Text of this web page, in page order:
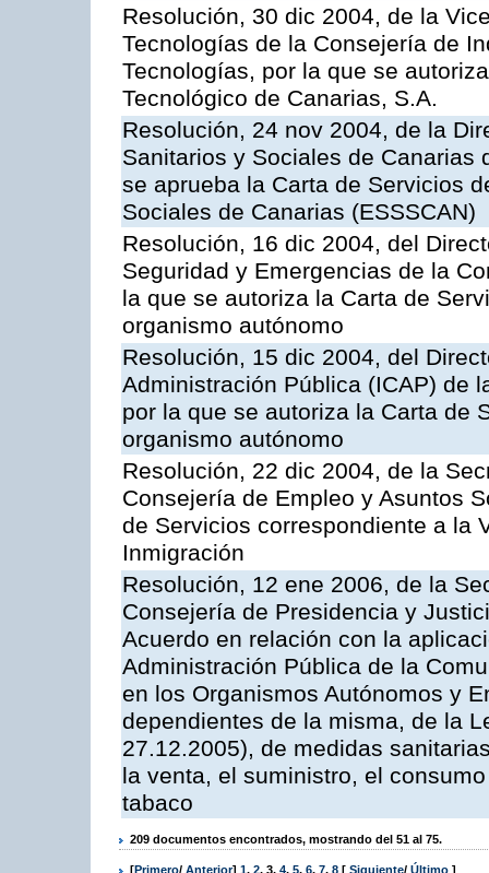
Resolución, 30 dic 2004, de la
Tecnologías de la Consejería de
Tecnologías, por la que se
Tecnológico de Canarias, S.A.
Resolución, 24 nov 2004, de la
Sanitarios y Sociales de Canarias
se aprueba la Carta de Servicios
Sociales de Canarias (ESSSCAN)
Resolución, 16 dic 2004, del
Seguridad y Emergencias de la
la que se autoriza la Carta de
organismo autónomo
Resolución, 15 dic 2004, del
Administración Pública (ICAP) de
por la que se autoriza la Carta de
organismo autónomo
Resolución, 22 dic 2004, de la
Consejería de Empleo y Asuntos
de Servicios correspondiente a la
Inmigración
Resolución, 12 ene 2006, de la
Consejería de Presidencia y
Acuerdo en relación con la
Administración Pública de la
en los Organismos Autónomos y
dependientes de la misma, de la
27.12.2005), de medidas
la venta, el suministro, el
tabaco
209 documentos encontrados, mostrando del 51 al 75.
[Primero/ Anterior] 1, 2, 3, 4, 5, 6, 7, 8 [ Siguiente/ Último ]